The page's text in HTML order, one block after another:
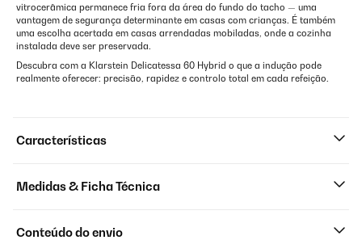
vitrocerâmica permanece fria fora da área do fundo do tacho — uma
vantagem de segurança determinante em casas com crianças. É também
uma escolha acertada em casas arrendadas mobiladas, onde a cozinha
instalada deve ser preservada.
Descubra com a Klarstein Delicatessa 60 Hybrid o que a indução pode
realmente oferecer: precisão, rapidez e controlo total em cada refeição.
Características
Medidas & Ficha Técnica
Conteúdo do envio